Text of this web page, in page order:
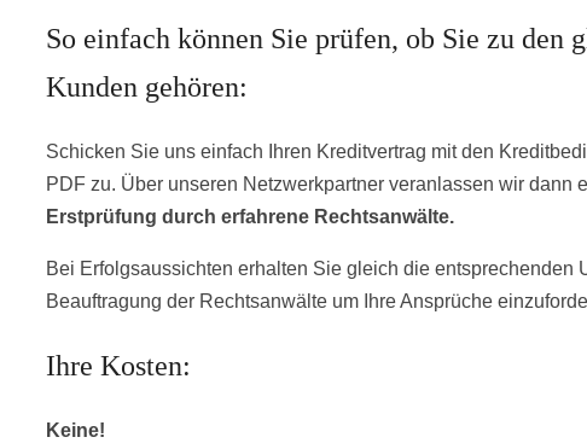
So einfach können Sie prüfen, ob Sie zu den
Kunden gehören:
Schicken Sie uns einfach Ihren Kreditvertrag mit den
PDF zu. Über unseren Netzwerkpartner veranlassen wir dann
Erstprüfung durch erfahrene Rechtsanwälte.
Bei Erfolgsaussichten erhalten Sie gleich die entsprechenden
Beauftragung der Rechtsanwälte um Ihre Ansprüche
Ihre Kosten:
Keine!